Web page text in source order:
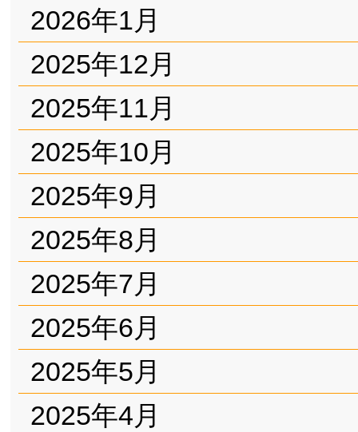
2026年1月
2025年12月
2025年11月
2025年10月
2025年9月
2025年8月
2025年7月
2025年6月
2025年5月
2025年4月